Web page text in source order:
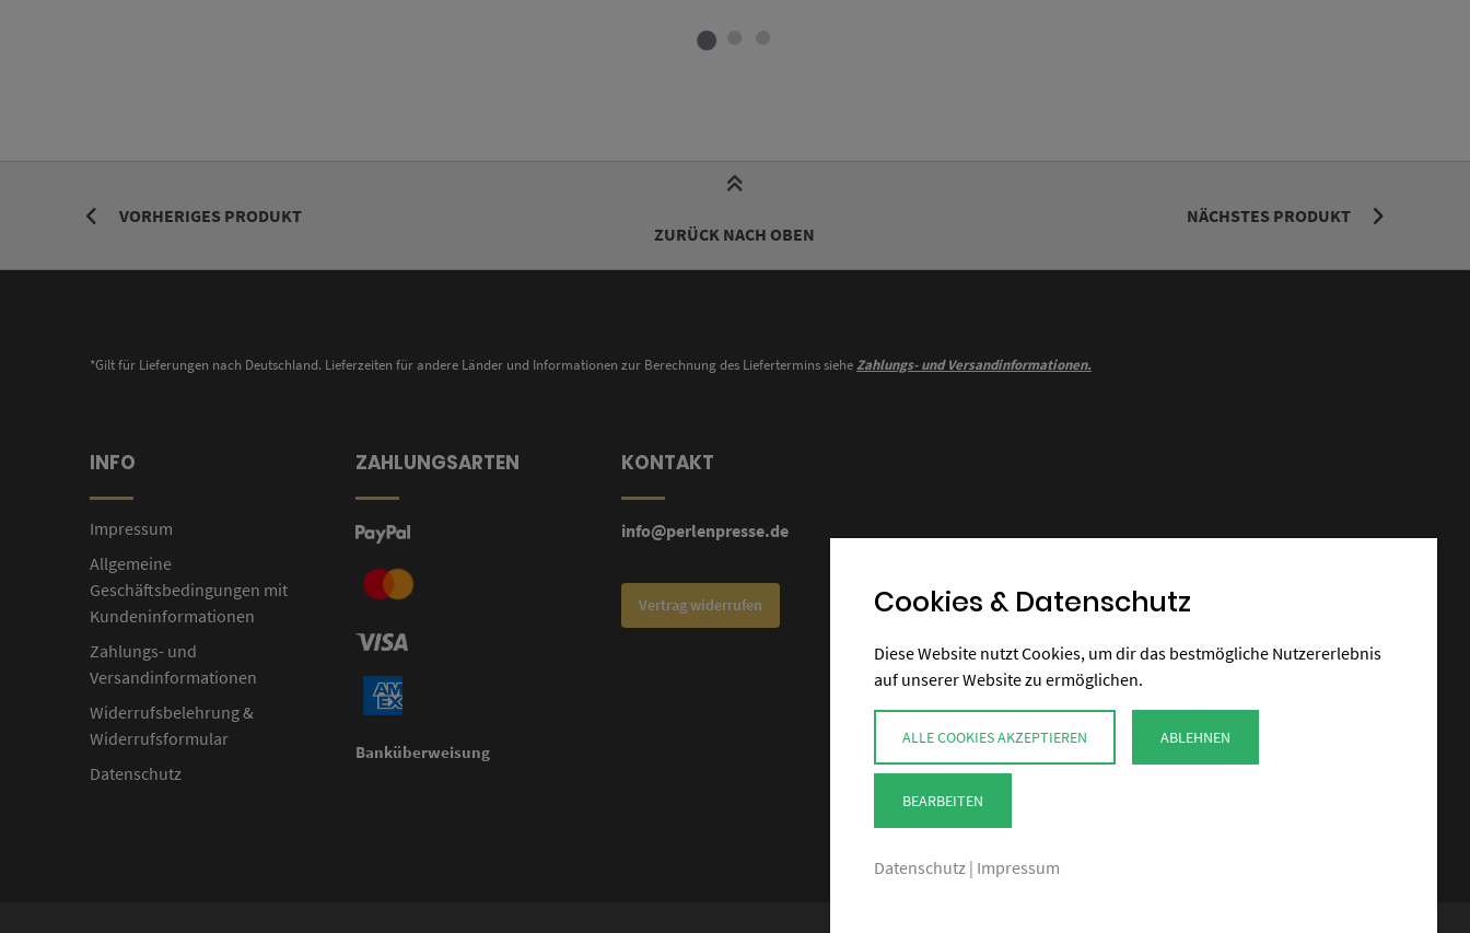
VORHERIGES PRODUKT
NÄCHSTES PRODUKT
ZURÜCK NACH OBEN
*Gilt für Lieferungen nach Deutschland. Lieferzeiten für andere Länder und Informationen zur Berechnung des Liefertermins sieheZahlungs- und Versandinformationen.
INFO
Impressum
Allgemeine
Geschäftsbedingungen mit
Kundeninformationen
Zahlungs- und
Versandinformationen
Widerrufsbelehrung &
Widerrufsformular
Datenschutz
ZAHLUNGSARTEN
Banküberweisung
KONTAKT
info@perlenpresse.de
Vertrag widerrufen Cookies & Datenschutz
Diese Website nutzt Cookies, um dir das bestmögliche Nutzererlebnis
auf unserer Website zu ermöglichen.
ALLE COOKIES AKZEPTIEREN ABLEHNEN
BEARBEITEN
Datenschutz | Impressum